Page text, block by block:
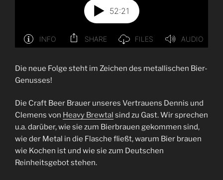
Die neue Folge steht im Zeichen des metallischen Bier-
Genusses!
Die Craft Beer Brauer unseres Vertrauens Dennis und
Clemens von Heavy Brewtal sind zu Gast. Wir sprechen
u.a. darüber, wie sie zum Bierbrauen gekommen sind,
wie der Metal in die Flasche fließt, warum Bier brauen
wie Kochen ist und wie sie zum Deutschen
Reinheitsgebot stehen.